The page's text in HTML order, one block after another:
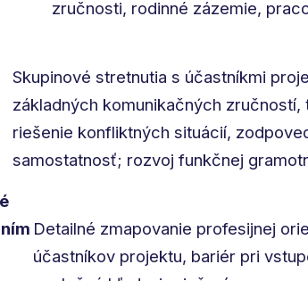
zručnosti, rodinné zázemie,
Skupinové stretnutia s účastníkmi
základných komunikačných zručností,
riešenie konfliktných situácií,
samostatnosť; rozvoj funkčnej
Detailné zmapovanie profesijnej
účastníkov projektu, bariér pri